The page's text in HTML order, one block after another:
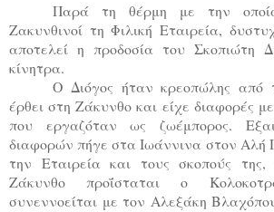
Παρά τη θέρμη με την
Ζακυνθινοί τη Φιλική Εταιρεία,
αποτελεί η προδοσία του Σκοπιώτη
κίνητρα.
Ο Διόγος ήταν κρεοπώλης από
έρθει στη Ζάκυνθο και είχε διαφορές
που εργαζόταν ως ζωέμπορος.
διαφορών πήγε στα Ιωάννινα στον Αλή
την Εταιρεία και τους σκοπούς της,
Ζάκυνθο προΐσταται ο
συνεννοείται με τον Αλεξάκη